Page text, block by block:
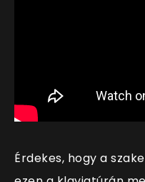
Érdekes, hogy a